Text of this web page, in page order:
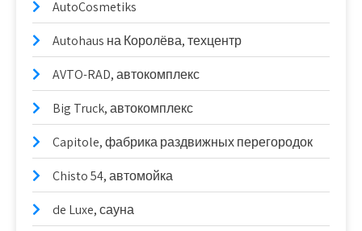
AutoCosmetiks
Autohaus на Королёва, техцентр
AVTO-RAD, автокомплекс
Big Truck, автокомплекс
Capitole, фабрика раздвижных перегородок
Chisto 54, автомойка
de Luxe, сауна